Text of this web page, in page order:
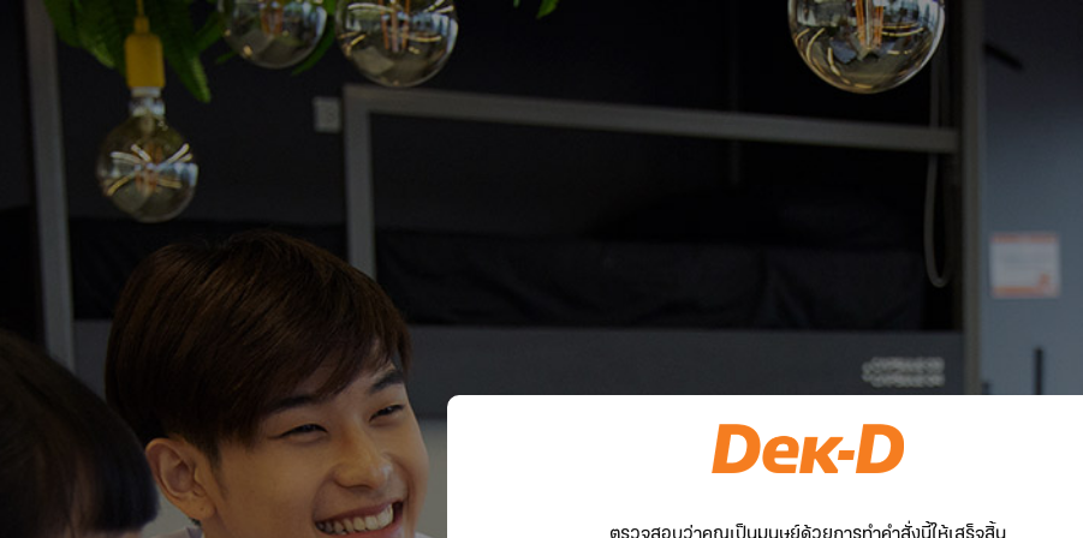
ตรวจสอบว่าคุณเป็นมนุษย์ด้วยการทำคำสั่งนี้ให้เสร็จสิ้น